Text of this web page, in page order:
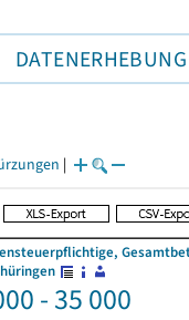
DATENERHEBUNG
|
- 35 000